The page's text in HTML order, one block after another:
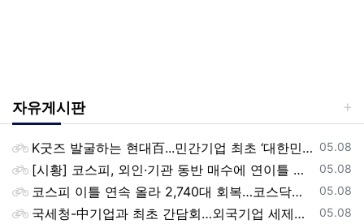
자유게시판
등록일
05.08
K굿즈 발굴하는 현대百...민간기업 최초 ‘대한민국 관광공모전’ 후원
등록일
05.08
[시황] 코스피, 외인·기관 동반 매수에 연이틀 상승…2745.05 마감
등록일
05.08
코스피 이틀 연속 올라 2,740대 회복…코스닥은 강보합(종합)
등록일
05.08
국세청-中기업과 최초 간담회…외국기업 세제혜택 등 논의